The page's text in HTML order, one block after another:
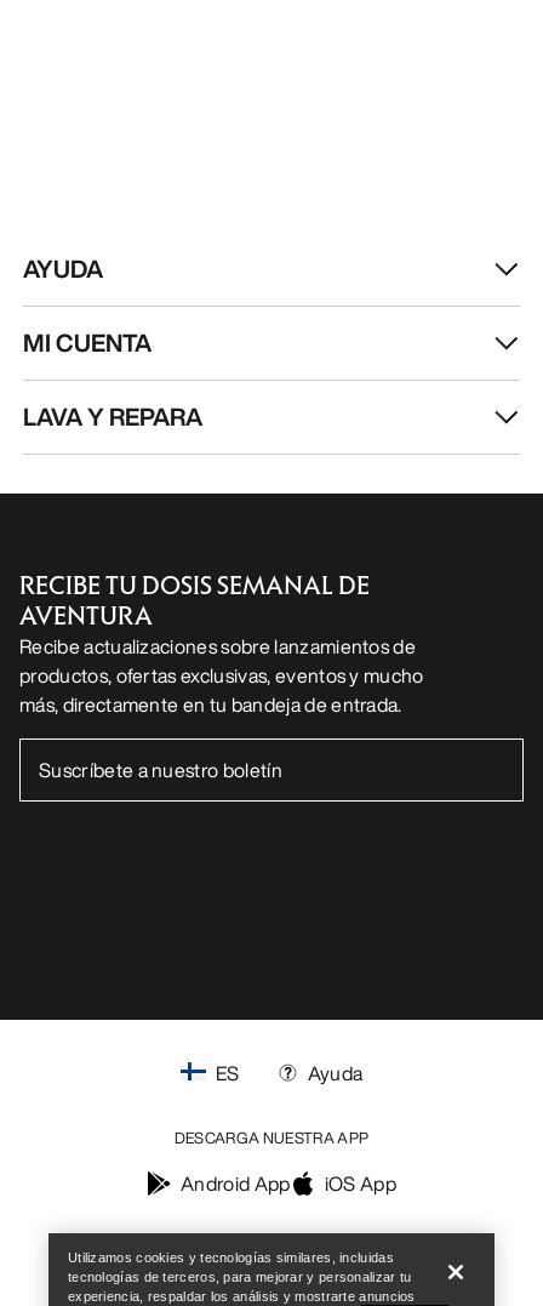
AYUDA
MI CUENTA
LAVA Y REPARA
RECIBE TU DOSIS SEMANAL DE
AVENTURA
Recibe actualizaciones sobre lanzamientos de
productos, ofertas exclusivas, eventos y mucho
más, directamente en tu bandeja de entrada.
SÍGUENOS EN LAS REDES SOCIALES
ES Ayuda
DESCARGA NUESTRA APP
Android App iOS App
Utilizamos cookies y tecnologías similares, incluidas
tecnologías de terceros, para mejorar y personalizar tu
experiencia, respaldar los análisis y mostrarte anuncios